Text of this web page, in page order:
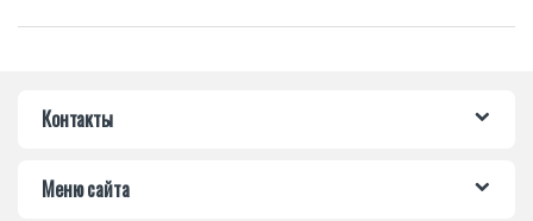
Контакты
Меню сайта